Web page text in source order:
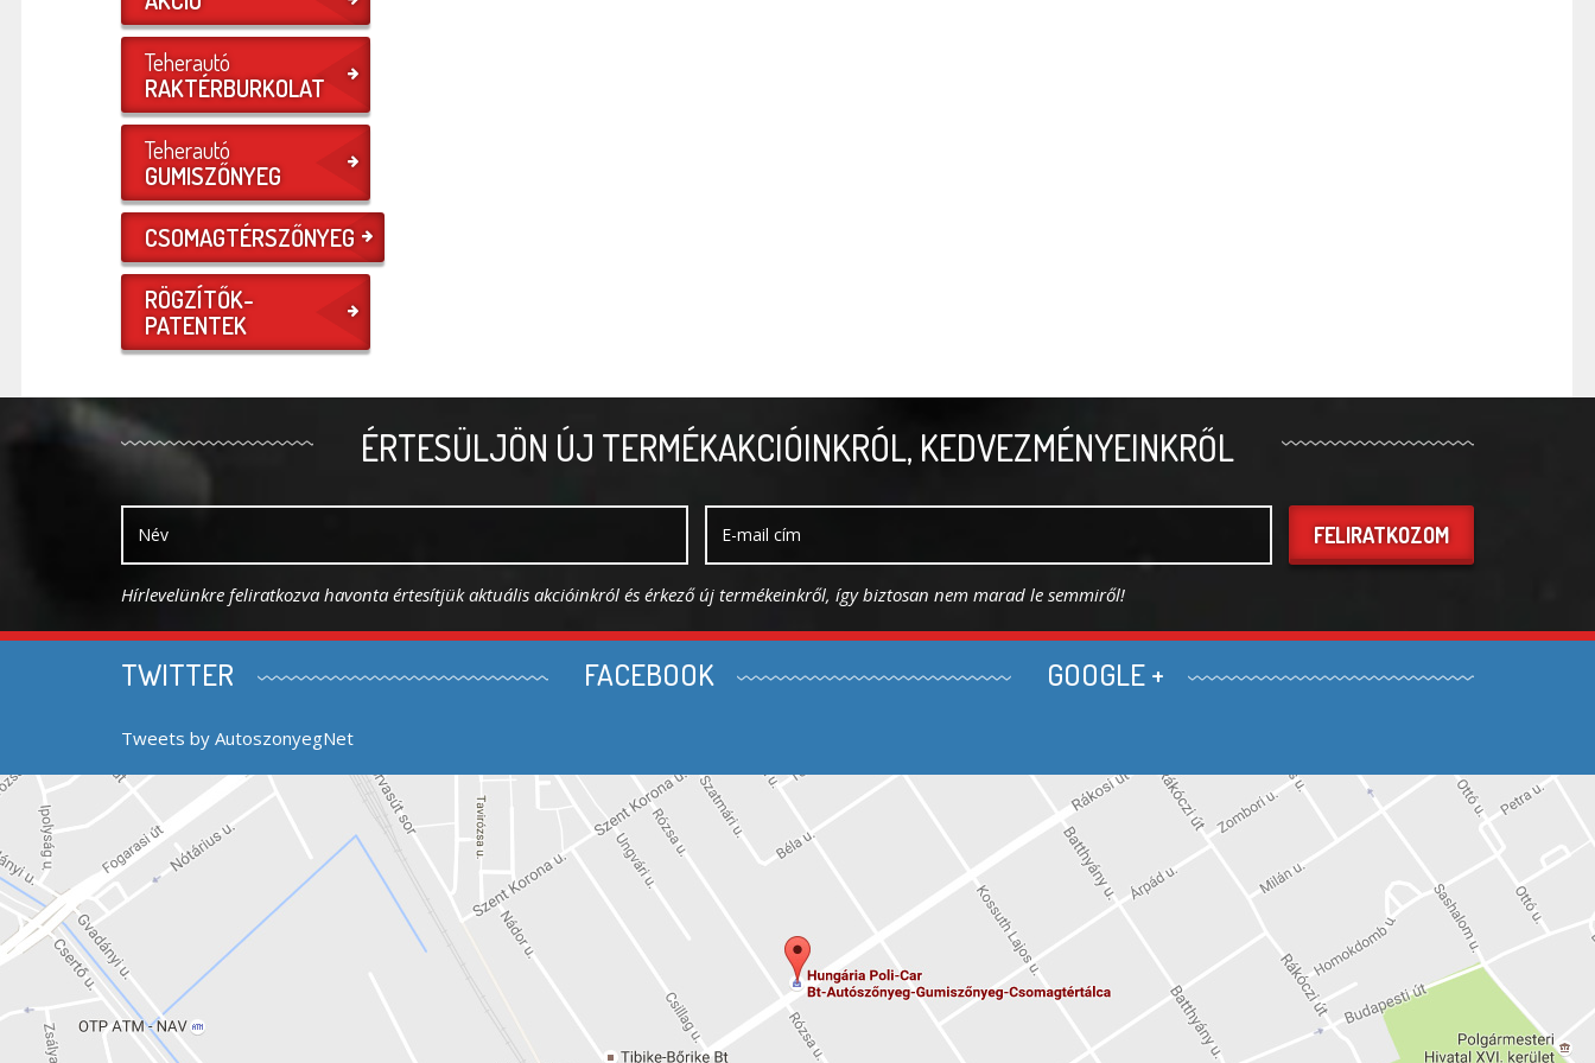
Teherautó
RAKTÉRBURKOLAT
Teherautó
GUMISZŐNYEG
CSOMAGTÉRSZŐNYEG
RÖGZÍTŐK-
PATENTEK
ÉRTESÜLJÖN ÚJ TERMÉKAKCIÓINKRÓL, KEDVEZMÉNYEINKRŐL
FELIRATKOZOM
Hírlevelünkre feliratkozva havonta értesítjük aktuális akcióinkról és érkező új termékeinkről, így biztosan nem marad le semmiről!
TWITTER
Tweets by AutoszonyegNet
FACEBOOK GOOGLE +